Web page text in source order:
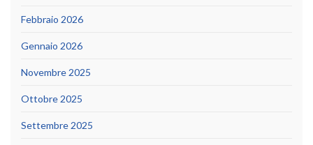
Febbraio 2026
Gennaio 2026
Novembre 2025
Ottobre 2025
Settembre 2025